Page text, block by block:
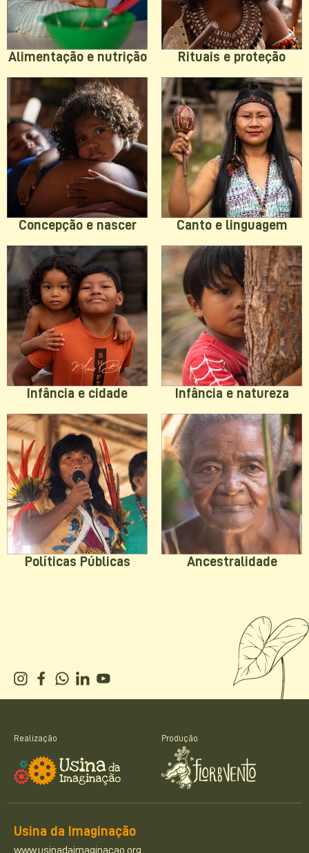
Alimentação e nutrição Rituais e proteção
Concepção e nascer Canto e linguagem
Infância e cidade Infância e natureza
Políticas Públicas Ancestralidade
Realização Produção
Usina da Imaginação
www.usinadaimaginacao.org